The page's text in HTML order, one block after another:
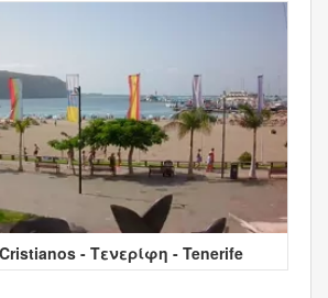
- Τενερίφη - Tenerife